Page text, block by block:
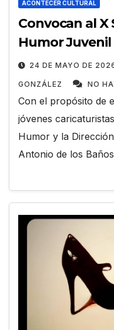
ACONTECER CULTURAL
Convocan al X
Humor
24 DE MAYO DE
GONZÁLEZ NO
Con el propósito de
jóvenes
Humor y la
Antonio de los